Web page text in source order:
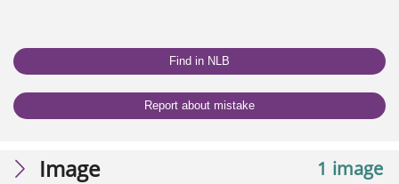
Find in NLB
Report about mistake
1 image
Image